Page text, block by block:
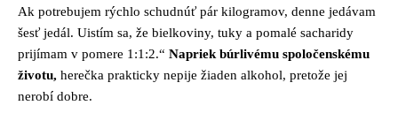
Ak potrebujem rýchlo schudnúť pár kilogramov, denne jedávam
šesť jedál. Uistím sa, že bielkoviny, tuky a pomalé sacharidy
prijímam v pomere 1:1:2.“ Napriek búrlivému spoločenskému
životu, herečka prakticky nepije žiaden alkohol, pretože jej
nerobí dobre.